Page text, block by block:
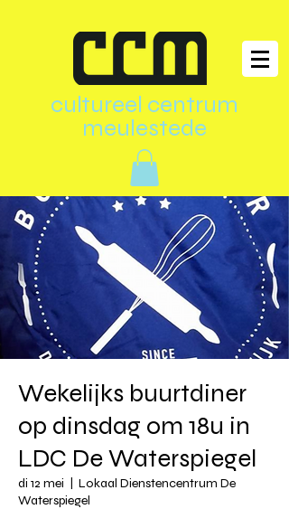
cultureel centrum
meulestede
Wekelijks buurtdiner
op dinsdag om 18u in
LDC De Waterspiegel
di 12 mei
Lokaal Dienstencentrum De
Waterspiegel